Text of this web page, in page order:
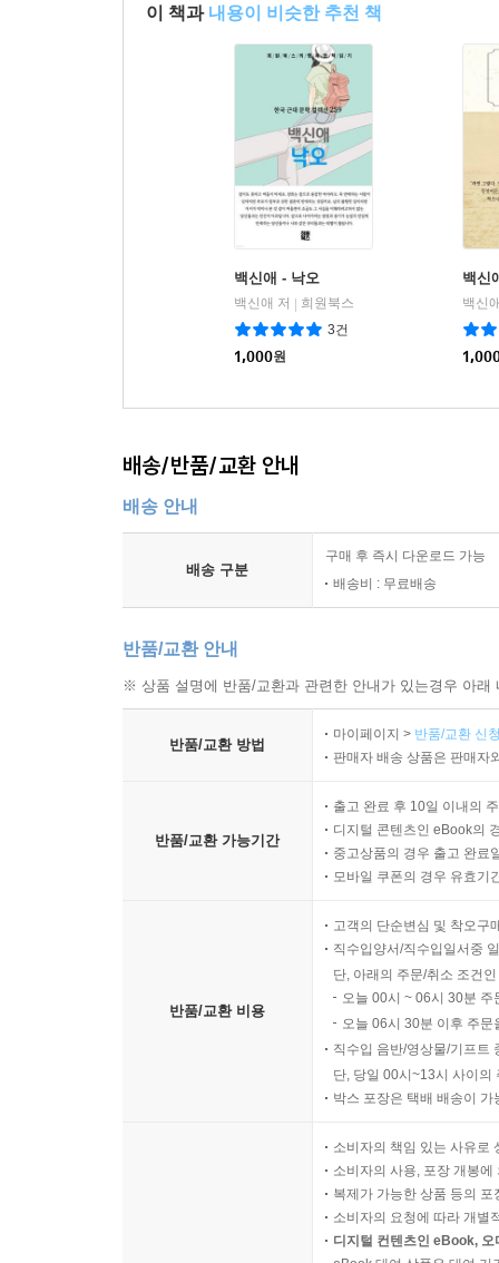
이 책과 내용이 비슷한 추천 책
백신애 - 낙오
백신애 저
희원북스
3건
1,000원
백신
백신
배송/반품/교환 안내
배송 안내
배송 구분
구매 후 즉시 다운로드 가능
배송비 : 무료배송
반품/교환 안내
※ 상품 설명에 반품/교환과 관련한 안내가 있는경우 아
반품/교환 방법
마이페이지 > 반품/교환 신
판매자 배송 상품은 판매자
반품/교환 가능기간
출고 완료 후 10일 이내의
디지털 콘텐츠인 eBook의
중고상품의 경우 출고 완료
모바일 쿠폰의 경우 유효기
반품/교환 비용
고객의 단순변심 및 착오구
직수입양서/직수입일서중
단, 아래의 주문/취소 조건
오늘 00시 ~ 06시 30분
오늘 06시 30분 이후 주
직수입 음반/영상물/기프트
단, 당일 00시~13시 사이의
박스 포장은 택배 배송이
소비자의 책임 있는 사유로
소비자의 사용, 포장 개봉
복제가 가능한 상품 등의
소비자의 요청에 따라 개별
디지털 컨텐츠인 eBook,